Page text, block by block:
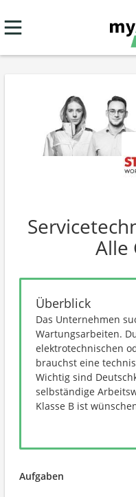
Alle
Überblick
Das Unternehmen
Wartungsarbeiten.
elektrotechnischen
brauchst eine
Wichtig sind
selbständige
Klasse B ist
Aufgaben